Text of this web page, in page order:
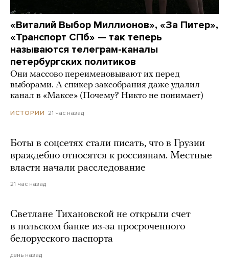
«Виталий Выбор Миллионов», «За Питер»,
«Транспорт СПб» — так теперь
называются телеграм-каналы
петербургских политиков
Они массово переименовывают их перед
выборами. А спикер заксобрания даже удалил
канал в «Максе» (Почему? Никто не понимает)
ИСТОРИИ 21 час назад
Боты в соцсетях стали писать, что в Грузии
враждебно относятся к россиянам. Местные
власти начали расследование
21 час назад
Светлане Тихановской не открыли счет
в польском банке из-за просроченного
белорусского паспорта
день назад